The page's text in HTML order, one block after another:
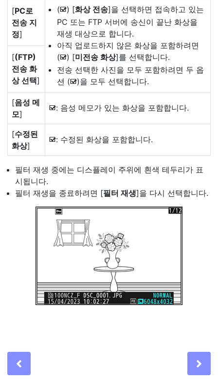
[PC로
전송 지
정]
(M) [화상 전송]을 선택하면 접속하고 있는
PC 또는 FTP 서버에 송신이 끝난 화상을
재생 대상으로 합니다.
아직 업로드하지 않은 화상을 포함하려면
(M) [미전송 화상]를 선택합니다.
전송 선택한 사진을 모두 포함하려면 두 옵
션 (M)을 모두 선택합니다.
[(FTP)
전송 화
상 선택]
[음성 메
모]
M: 음성 메모가 있는 화상을 포함합니다.
[수정된
화상]
M: 수정된 화상을 포함합니다.
필터 재생 중에는 디스플레이 주위에 흰색 테두리가 표
시됩니다.
필터 재생을 종료하려면 [필터 재생]을 다시 선택합니다.